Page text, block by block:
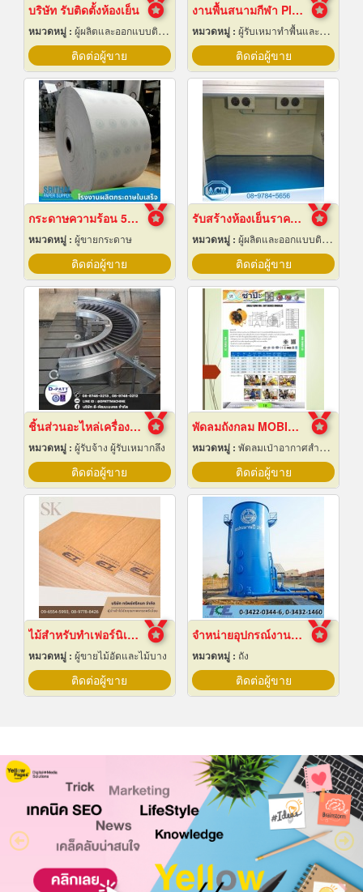
บริษัท รับติดตั้งห้องเย็น
หมวดหมู่ : ผู้ผลิตและออกแบบติดตั้งห้องเย็น
ติดต่อผู้ขาย
งานพื้นสนามกีฬา Play Ground EPDM สนามเด็กเล่น
หมวดหมู่ : ผู้รับเหมาทำพื้นและทางเดิน
ติดต่อผู้ขาย
กระดาษความร้อน 57x80 ราคาส่ง
หมวดหมู่ : ผู้ขายกระดาษ
ติดต่อผู้ขาย
รับสร้างห้องเย็นราคาถูก
หมวดหมู่ : ผู้ผลิตและออกแบบติดตั้งห้องเย็น
ติดต่อผู้ขาย
ชิ้นส่วนอะไหล่เครื่องจักรกล
หมวดหมู่ : ผู้รับจ้าง ผู้รับเหมากลึง
ติดต่อผู้ขาย
พัดลมถังกลม MOBILE AXIAL FAN
หมวดหมู่ : พัดลมเป่าอากาศสำหรับอุตสาหกรรม
ติดต่อผู้ขาย
ไม้สำหรับทำเฟอร์นิเจอร์
หมวดหมู่ : ผู้ขายไม้อัดและไม้บาง
ติดต่อผู้ขาย
จำหน่ายอุปกรณ์งานระบบประปา
หมวดหมู่ : ถัง
ติดต่อผู้ขาย